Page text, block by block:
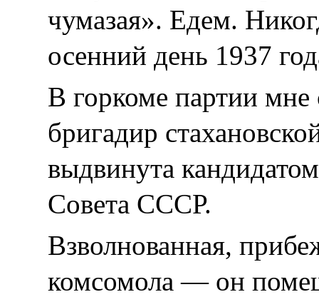
чумазая». Едем.
осенний день 1937
В горкоме партии мне
бригадир
выдвинута
Совета СССР.
Взволнованная,
комсомола — он